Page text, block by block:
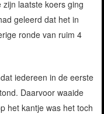
laatste koers ging
geleerd dat het in
ronde van ruim 4
iedereen in de eerste
Daarvoor waaide
het kantje was het toch